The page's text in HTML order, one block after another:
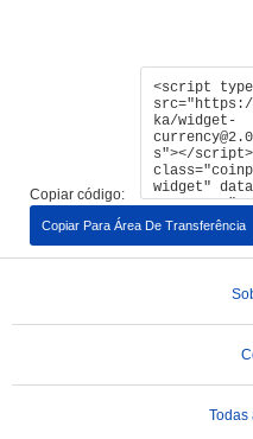
Copiar código:
Copiar Para Área De Transferência
Todas